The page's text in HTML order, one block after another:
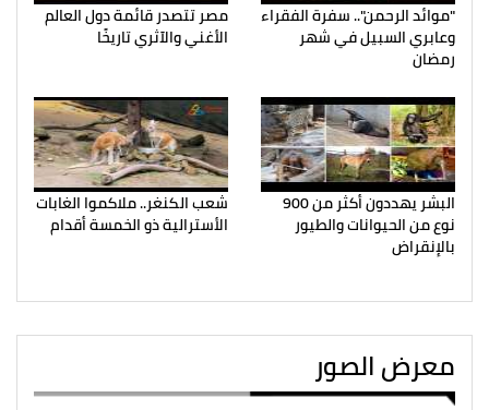
"موائد الرحمن".. سفرة الفقراء
وعابري السبيل في شهر
رمضان
مصر تتصدر قائمة دول العالم
الأغني والآثري تاريخًا
البشر يهددون أكثر من 900
نوع من الحيوانات والطيور
بالإنقراض
شعب الكنغر.. ملاكموا الغابات
الأسترالية ذو الخمسة أقدام
معرض الصور